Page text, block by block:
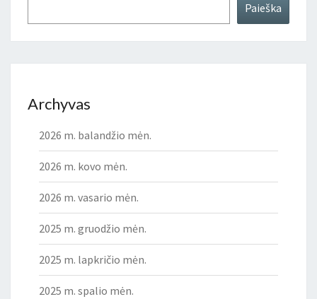
Paieška
Archyvas
2026 m. balandžio mėn.
2026 m. kovo mėn.
2026 m. vasario mėn.
2025 m. gruodžio mėn.
2025 m. lapkričio mėn.
2025 m. spalio mėn.